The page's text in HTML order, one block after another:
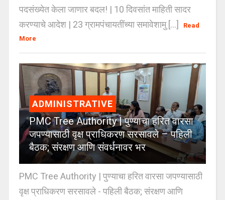
पदसंख्येत केला जाणार बदल! | 10 दिवसांत माहिती सादर
करण्याचे आदेश | 23 ग्रामपंचायतींच्या समावेशामु [...]
Read
More
ADMINISTRATIVE
PMC Tree Authority | पुण्याचा हरित वारसा
जपण्यासाठी वृक्ष प्राधिकरण सरसावले – पहिली
बैठक; संरक्षण आणि संवर्धनावर भर
PMC Tree Authority | पुण्याचा हरित वारसा जपण्यासाठी
वृक्ष प्राधिकरण सरसावले - पहिली बैठक; संरक्षण आणि